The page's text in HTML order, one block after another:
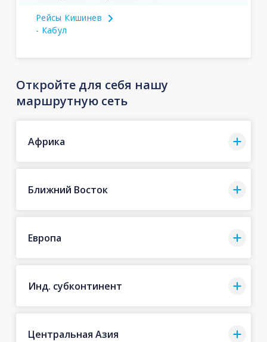
Рейсы Кишинев
- Кабул
Откройте для себя нашу
маршрутную сеть
Африка
Ближний Восток
Европа
Инд. субконтинент
Центральная Азия